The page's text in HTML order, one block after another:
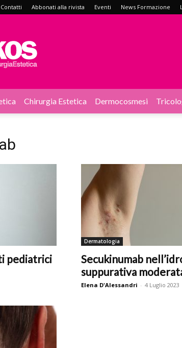
Contatti Abbonati alla rivista Eventi News Formazione
Chirurgia Estetica Dermocosmesi
pediatrici
Dermatologia
Secukinumab
suppurativa
Elena D'Alessandri - 4 Luglio 2023